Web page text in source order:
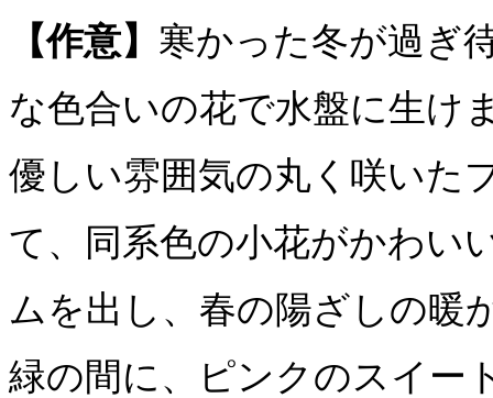
【作意】 寒かった冬が過ぎ
な色合いの花で水盤に生け
優しい雰囲気の丸く咲いた
て、同系色の小花がかわい
ムを出し、春の陽ざしの暖
緑の間に、ピンクのスイー